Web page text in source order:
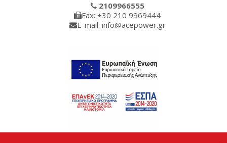
2109966555
Fax: +30 210 9969444
E-mail: info@acepower.gr